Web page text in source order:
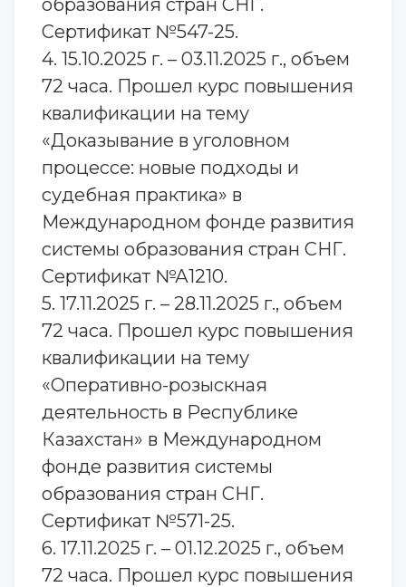
образования стран СНГ.
Сертификат №547-25.
4. 15.10.2025 г. – 03.11.2025 г., объем
72 часа. Прошел курс повышения
квалификации на тему
«Доказывание в уголовном
процессе: новые подходы и
судебная практика» в
Международном фонде развития
системы образования стран СНГ.
Сертификат №А1210.
5. 17.11.2025 г. – 28.11.2025 г., объем
72 часа. Прошел курс повышения
квалификации на тему
«Оперативно-розыскная
деятельность в Республике
Казахстан» в Международном
фонде развития системы
образования стран СНГ.
Сертификат №571-25.
6. 17.11.2025 г. – 01.12.2025 г., объем
72 часа. Прошел курс повышения